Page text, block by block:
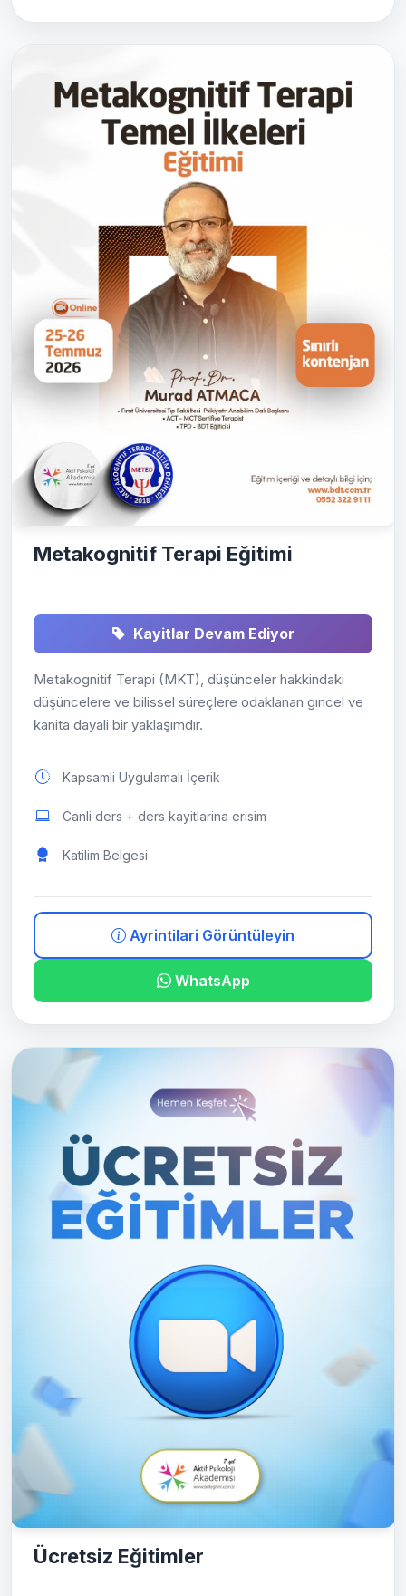
Metakognitif Terapi Eğitimi
Kayitlar Devam Ediyor
Metakognitif Terapi (MKT), düşünceler hakkindaki
düşüncelere ve bilissel süreçlere odaklanan gıncel ve
kanita dayali bir yaklaşımdır.
Kapsamli Uygulamalı İçerik
Canli ders + ders kayitlarina erisim
Katilim Belgesi
Ayrintilari Görüntüleyin
WhatsApp
Ücretsiz Eğitimler